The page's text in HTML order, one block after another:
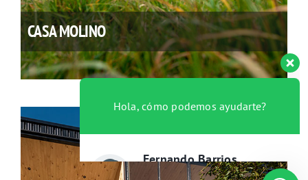
CASA MOLINO
Fernando Barrios
Disponible
Giovanna Gutierrez